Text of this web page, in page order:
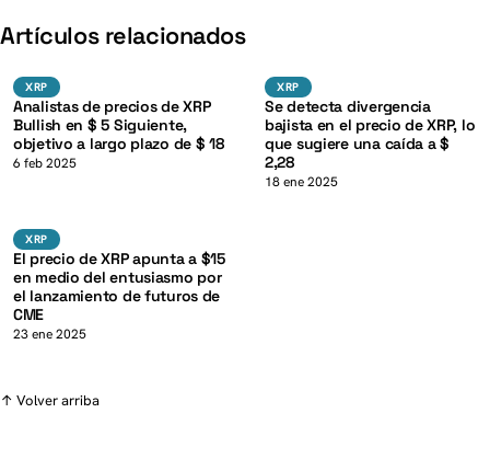
Artículos relacionados
XRP K
XRP
Analistas de precios de XRP
Bullish en $ 5 Siguiente,
objetivo a largo plazo de $ 18
6 feb 2025
XRP
XRP
Se detecta divergencia
bajista en el precio de XRP, lo
que sugiere una caída a $
2,28
18 ene 2025
XRP K
XRP
El precio de XRP apunta a $15
en medio del entusiasmo por
el lanzamiento de futuros de
CME
23 ene 2025
↑ Volver arriba